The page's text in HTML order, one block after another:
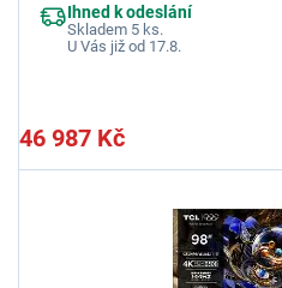
Ihned k odeslání
Skladem 5 ks.
U Vás již od 17.8.
46 987 Kč